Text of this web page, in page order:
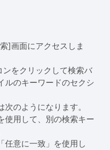
]画面にアクセスしま
をクリックして検索バ
ルのキーワードのセクシ
のようになります。
使用して、別の検索キー
任意に一致」を使用し